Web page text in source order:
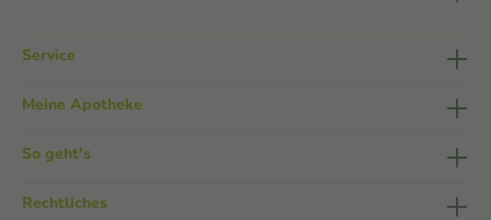
Service
Meine Apotheke
So geht's
Rechtliches